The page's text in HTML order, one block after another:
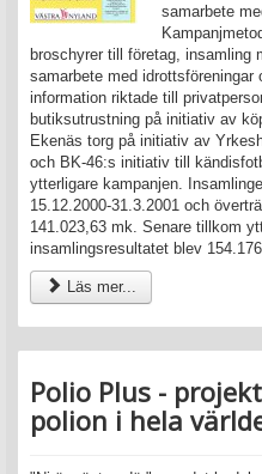
samarbete
broschyrer till företag, insamling
samarbete med idrottsföreningar
information riktade till
butiksutrustning på initiativ av
Ekenäs torg på initiativ av
och BK-46:s initiativ till
ytterligare kampanjen.
15.12.2000-31.3.2001 och
141.023,63 mk. Senare tillkom
insamlingsresultatet blev
Läs mer...
Polio Plus -
polion i hela